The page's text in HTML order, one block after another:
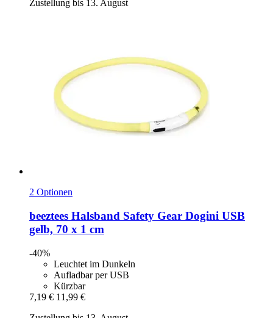
Zustellung bis 13. August
2 Optionen
beeztees Halsband Safety Gear Dogini USB
gelb, 70 x 1 cm
-40%
Leuchtet im Dunkeln
Aufladbar per USB
Kürzbar
7,19 € 11,99 €